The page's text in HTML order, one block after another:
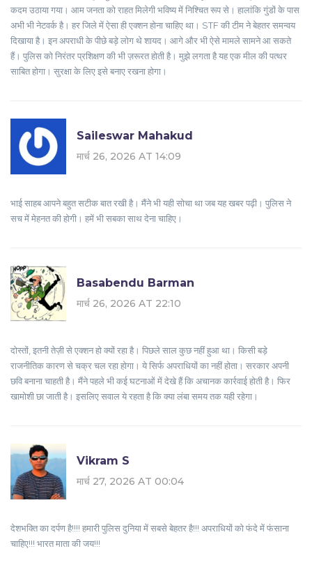
कदम उठाया गया। आम जनता को राहत मिलेगी भविष्य में निश्चित रूप से। हालांकि गुंडों के पास
अभी भी नेटवर्क है। हर जिले में ऐसा ही एक्शन होना चाहिए था। STF की टीम ने बेहतर समन्वय
दिखाया है। इन अपराधी के पीछे बड़े लोग थे शायद। आगे और भी ऐसे मामले सामने आ सकते
हैं। पुलिस को निरंतर प्रशिक्षण की भी ज़रूरत होती है। मुझे लगता है यह एक मील की पत्थर
साबित होगा। सुरक्षा के लिए इसे बनाए रखना होगा।
Saileswar Mahakud
मार्च 26, 2026 AT 14:09
भाई साहब आपने बहुत सटीक बात रखी है। मैंने भी यही सोचा था जब यह खबर पढ़ी। पुलिस ने
सच में मेहनत की होगी। हमें भी सबका साथ देना चाहिए।
Basabendu Barman
मार्च 26, 2026 AT 22:10
दोस्तों, इतनी तेज़ी से एक्शन हो क्यों रहा है। पिछले साल कुछ नहीं हुआ था। किसी बड़े
राजनीतिक कारण से चक्र चल रहा होगा। ये सिर्फ अपराधियों का नहीं होता। सरकार अपनी
छवि बनाना चाहती है। मैंने पहले भी कई घटनाओं में देखे हैं कि अचानक कार्रवाई होती है। फिर
खामोशी छा जाती है। इसलिए सवाल ये रहता है कि क्या लंबा समय तक यही रहेगा।
Vikram S
मार्च 27, 2026 AT 00:04
देशभक्ति का दर्पण है!!!! हमारी पुलिस दुनिया में सबसे बेहतर है!!! अपराधियों को फंदे में फंसाना
चाहिए!!! भारत माता की जय!!!